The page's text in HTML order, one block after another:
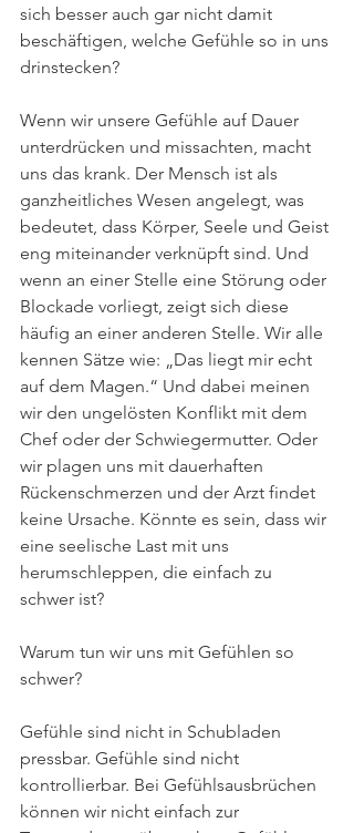
sich besser auch gar nicht damit
beschäftigen, welche Gefühle so in uns
drinstecken?
Wenn wir unsere Gefühle auf Dauer
unterdrücken und missachten, macht
uns das krank. Der Mensch ist als
ganzheitliches Wesen angelegt, was
bedeutet, dass Körper, Seele und Geist
eng miteinander verknüpft sind. Und
wenn an einer Stelle eine Störung oder
Blockade vorliegt, zeigt sich diese
häufig an einer anderen Stelle. Wir alle
kennen Sätze wie: „Das liegt mir echt
auf dem Magen.“ Und dabei meinen
wir den ungelösten Konflikt mit dem
Chef oder der Schwiegermutter. Oder
wir plagen uns mit dauerhaften
Rückenschmerzen und der Arzt findet
keine Ursache. Könnte es sein, dass wir
eine seelische Last mit uns
herumschleppen, die einfach zu
schwer ist?
Warum tun wir uns mit Gefühlen so
schwer?
Gefühle sind nicht in Schubladen
pressbar. Gefühle sind nicht
kontrollierbar. Bei Gefühlsausbrüchen
können wir nicht einfach zur